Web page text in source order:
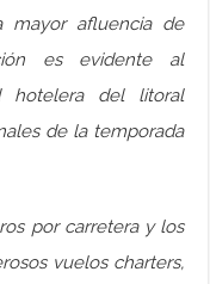
mayor afluencia de
es evidente al
hotelera del litoral
de la temporada
por carretera y los
vuelos charters,